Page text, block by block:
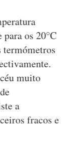
os 20°C
termómetros
muito
a
fracos e